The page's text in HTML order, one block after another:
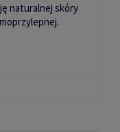
naturalnej skóry